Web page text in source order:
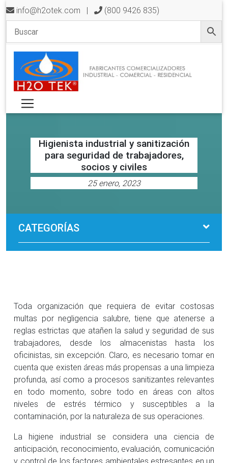
info@h2otek.com | (800 9426 835)
Higienista industrial y sanitización
para seguridad de trabajadores,
socios y civiles
25 enero, 2023
CATEGORÍAS
Toda organización que requiera de evitar costosas
multas por negligencia salubre, tiene que atenerse a
reglas estrictas que atañen la salud y seguridad de sus
trabajadores, desde los almacenistas hasta los
oficinistas, sin excepción. Claro, es necesario tomar en
cuenta que existen áreas más propensas a una limpieza
profunda, así como a procesos sanitizantes relevantes
en todo momento, sobre todo en áreas con altos
niveles de estrés térmico y susceptibles a la
contaminación, por la naturaleza de sus operaciones.
La higiene industrial se considera una ciencia de
anticipación, reconocimiento, evaluación, comunicación
y control de los factores ambientales estresantes en un